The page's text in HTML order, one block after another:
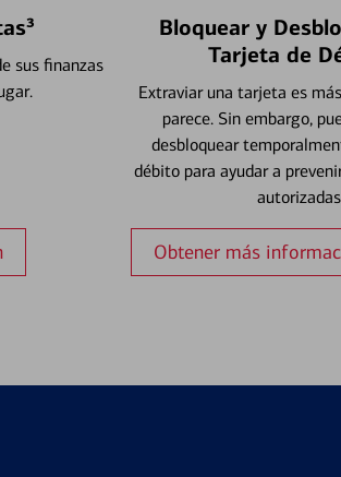
sus finanzas
Bloquear y
Tarjeta de
Extraviar una tarjeta es
parece. Sin embargo,
desbloquear
débito para ayudar a
Obtener más